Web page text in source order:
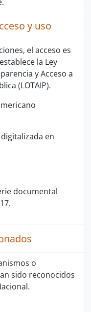
y uso
el acceso es
la Ley
y Acceso a
(LOTAIP).
en
documental
o
sido reconocidos